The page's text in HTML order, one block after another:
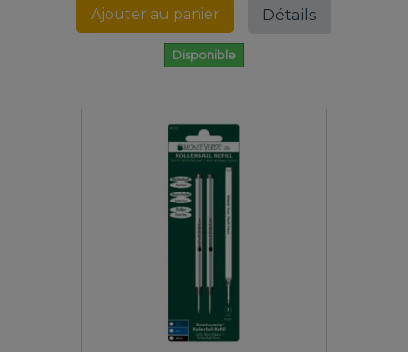
Ajouter au panier Détails
Disponible